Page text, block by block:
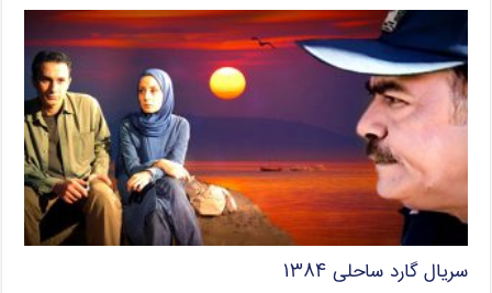
سریال گارد ساحلی ۱۳۸۴